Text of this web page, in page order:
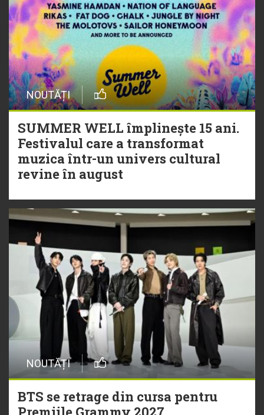
NOUTĂȚI
SUMMER WELL împlinește 15 ani.
Festivalul care a transformat
muzica într-un univers cultural
revine în august
NOUTĂȚI
BTS se retrage din cursa pentru